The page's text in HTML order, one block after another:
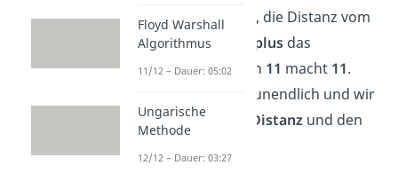
die
Kante AC:
, die Distanz vom
Ausgangsknoten,
plus das
Kantengewicht von 11 macht 11.
Das ist kleiner als unendlich und wir
aktualisieren
Distanz und den
Floyd Warshall
Algorithmus
11/12 – Dauer: 05:02
Ungarische
Methode
12/12 – Dauer: 03:27